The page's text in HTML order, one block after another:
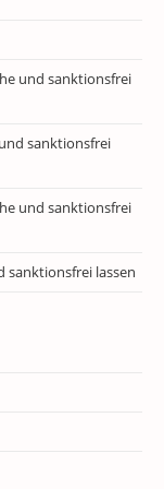
und sanktionsfrei
sanktionsfrei
und sanktionsfrei
sanktionsfrei lassen